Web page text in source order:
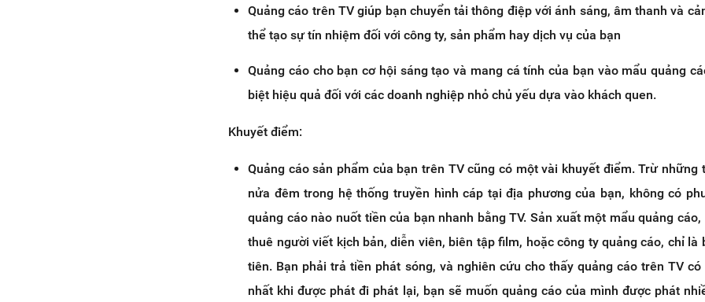
Quảng cáo trên TV giúp bạn chuyển tải thông điệp với ánh sáng, âm thanh và
thể tạo sự tín nhiệm đối với công ty, sản phẩm hay dịch vụ của bạn
Quảng cáo cho bạn cơ hội sáng tạo và mang cá tính của bạn vào mẩu quảng
biệt hiệu quả đối với các doanh nghiệp nhỏ chủ yếu dựa vào khách quen.
Khuyết điểm:
Quảng cáo sản phẩm của bạn trên TV cũng có một vài khuyết điểm. Trừ những
nửa đêm trong hệ thống truyền hình cáp tại địa phương của bạn, không có
quảng cáo nào nuốt tiền của bạn nhanh bằng TV. Sản xuất một mẩu quảng
thuê người viết kịch bản, diễn viên, biên tập film, hoặc công ty quảng cáo, chỉ là
tiên. Bạn phải trả tiền phát sóng, và nghiên cứu cho thấy quảng cáo trên TV có
nhất khi được phát đi phát lại, bạn sẽ muốn quảng cáo của mình được phát